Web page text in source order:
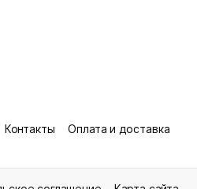
Контакты Оплата и доставка